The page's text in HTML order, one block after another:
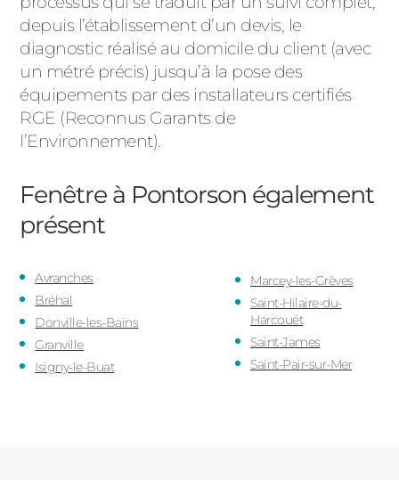
depuis l’établissement d’un devis, le
diagnostic réalisé au domicile du client (avec
un métré précis) jusqu’à la pose des
équipements par des installateurs certifiés
RGE (Reconnus Garants de
l’Environnement).
Fenêtre à Pontorson également
présent
Avranches
Bréhal
Donville-les-Bains
Granville
Isigny-le-Buat
Marcey-les-Grèves
Saint-Hilaire-du-
Harcouët
Saint-James
Saint-Pair-sur-Mer